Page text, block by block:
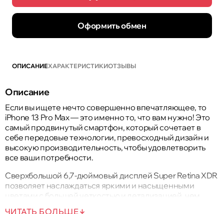
Оформить обмен
ОПИСАНИЕХАРАКТЕРИСТИКИОТЗЫВЫ
Описание
Если вы ищете нечто совершенно впечатляющее, то
iPhone 13 Pro Max — это именно то, что вам нужно! Это
самый продвинутый смартфон, который сочетает в
себе передовые технологии, превосходный дизайн и
высокую производительность, чтобы удовлетворить
все ваши потребности.
Сверхбольшой 6,7-дюймовый дисплей Super Retina XDR
позволяет наслаждаться яркими и насыщенными
цветами с большей четкостью и детализацией, чем
ЧИТАТЬ БОЛЬШЕ